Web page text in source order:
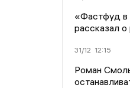
«Фастфуд в
рассказал
31/12 12:15
Роман